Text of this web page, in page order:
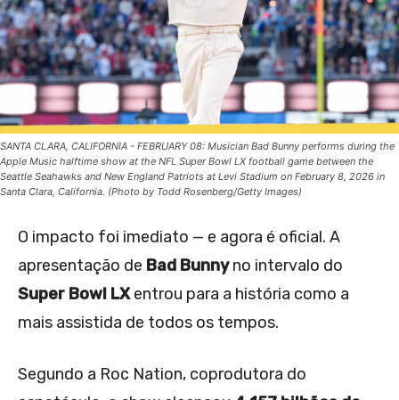
SANTA CLARA, CALIFORNIA - FEBRUARY 08: Musician Bad Bunny performs during the
Apple Music halftime show at the NFL Super Bowl LX football game between the
Seattle Seahawks and New England Patriots at Levi Stadium on February 8, 2026 in
Santa Clara, California. (Photo by Todd Rosenberg/Getty Images)
O impacto foi imediato — e agora é oficial. A
apresentação de Bad Bunnyno intervalo do
Super Bowl LXentrou para a história como a
mais assistida de todos os tempos.
Segundo a Roc Nation, coprodutora do